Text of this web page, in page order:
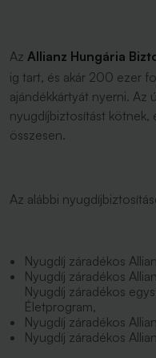
Az Allianz Hungária
ig tart, és akár 200 ezer
ajándékkártyát nyerni. Az
nyugdíjbiztosítást kötnek,
összesen.
Az alábbi
Nyugdíj záradékos
Nyugdíj záradékos
Nyugdíj záradékos
Életprogram,
Nyugdíj záradékos
Nyugdíj záradékos